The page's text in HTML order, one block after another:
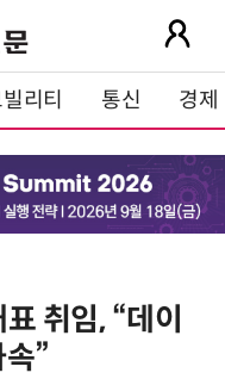
리티 통신 경제
취임, “데이
”